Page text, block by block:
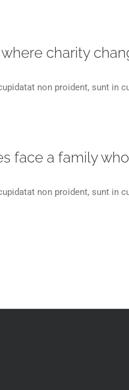
charity
non proident, sunt in
face a family
non proident, sunt in